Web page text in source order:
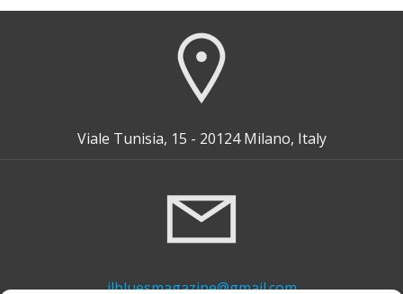
Viale Tunisia, 15 - 20124 Milano, Italy
ilbluesmagazine@gmail.com